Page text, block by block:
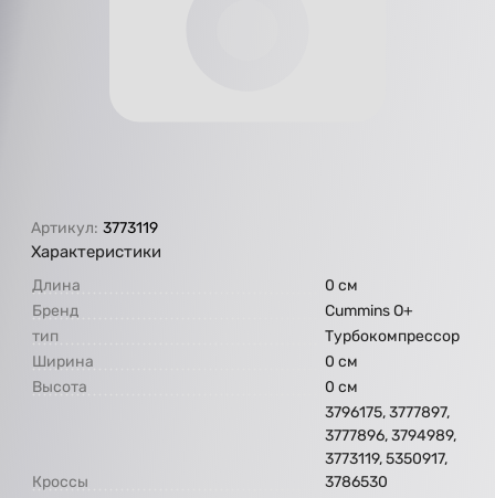
Артикул: 3773119
Характеристики
Длина
0 см
Бренд
Cummins O+
тип
Турбокомпрессор
Ширина
0 см
Высота
0 см
Кроссы
3796175, 3777897,
3777896, 3794989,
3773119, 5350917,
3786530